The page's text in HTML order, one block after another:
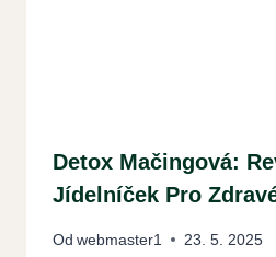
Detox Mačingová:
Jídelníček Pro
Od webmaster1 23. 5. 2025